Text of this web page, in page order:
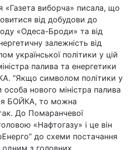
«Газета виборча» писала, що
від добудови до
«Одеса-Броди» та від
залежність від
української політики у цій
палива та енергетики
“Якщо символом політики у
особа нового міністра палива
БОЙКА, то можна
До Помаранчевої
«Нафтогазу» і це він
до схеми постачання
з головних